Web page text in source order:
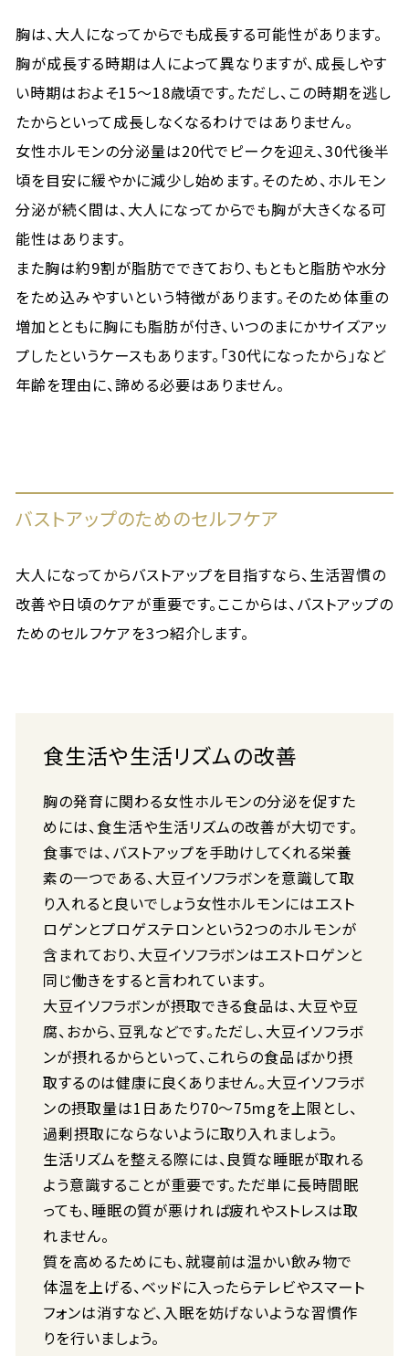
胸は、大人になってからでも成長する可能性があります。
胸が成長する時期は人によって異なりますが、成長しやす
い時期はおよそ15〜18歳頃です。ただし、この時期を逃し
たからといって成長しなくなるわけではありません。
女性ホルモンの分泌量は20代でピークを迎え、30代後半
頃を目安に緩やかに減少し始めます。そのため、ホルモン
分泌が続く間は、大人になってからでも胸が大きくなる可
能性はあります。
また胸は約9割が脂肪でできており、もともと脂肪や水分
をため込みやすいという特徴があります。そのため体重の
増加とともに胸にも脂肪が付き、いつのまにかサイズアッ
プしたというケースもあります。「30代になったから」など
年齢を理由に、諦める必要はありません。
バストアップのためのセルフケア
大人になってからバストアップを目指すなら、生活習慣の
改善や日頃のケアが重要です。ここからは、バストアップの
ためのセルフケアを3つ紹介します。
食生活や生活リズムの改善
胸の発育に関わる女性ホルモンの分泌を促すた
めには、食生活や生活リズムの改善が大切です。
食事では、バストアップを手助けしてくれる栄養
素の一つである、大豆イソフラボンを意識して取
り入れると良いでしょう女性ホルモンにはエスト
ロゲンとプロゲステロンという2つのホルモンが
含まれており、大豆イソフラボンはエストロゲンと
同じ働きをすると言われています。
大豆イソフラボンが摂取できる食品は、大豆や豆
腐、おから、豆乳などです。ただし、大豆イソフラボ
ンが摂れるからといって、これらの食品ばかり摂
取するのは健康に良くありません。大豆イソフラボ
ンの摂取量は1日あたり70〜75mgを上限とし、
過剰摂取にならないように取り入れましょう。
生活リズムを整える際には、良質な睡眠が取れる
よう意識することが重要です。ただ単に長時間眠
っても、睡眠の質が悪ければ疲れやストレスは取
れません。
質を高めるためにも、就寝前は温かい飲み物で
体温を上げる、ベッドに入ったらテレビやスマート
フォンは消すなど、入眠を妨げないような習慣作
りを行いましょう。